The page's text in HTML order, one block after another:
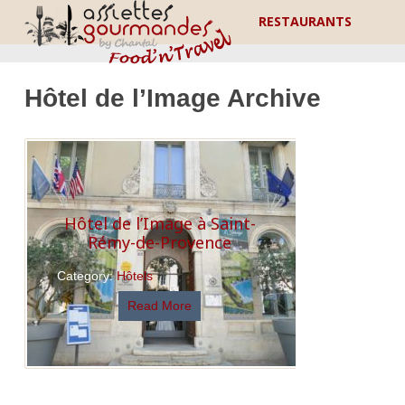
RESTAURANTS
Hôtel de l’Image Archive
Hôtel de l’Image à Saint-
Rémy-de-Provence
Category:Hôtels
Read More